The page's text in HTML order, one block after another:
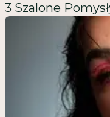
3 Szalone